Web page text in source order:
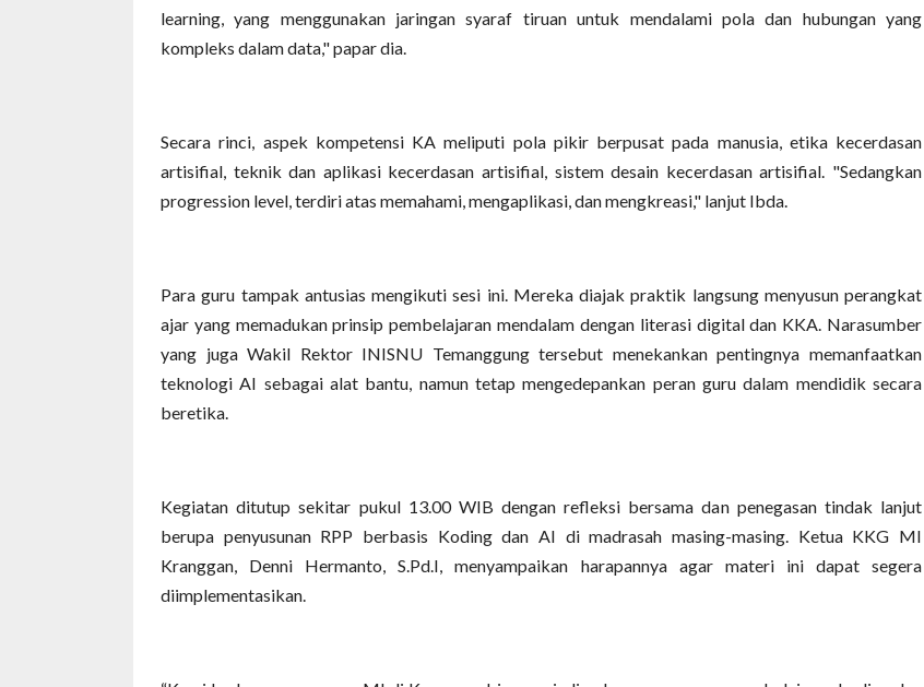
learning, yang menggunakan jaringan syaraf tiruan untuk mendalami pola dan hubungan yang
kompleks dalam data," papar dia.
Secara rinci, aspek kompetensi KA meliputi pola pikir berpusat pada manusia, etika kecerdasan
artisifial, teknik dan aplikasi kecerdasan artisifial, sistem desain kecerdasan artisifial. "Sedangkan
progression level, terdiri atas memahami, mengaplikasi, dan mengkreasi," lanjut Ibda.
Para guru tampak antusias mengikuti sesi ini. Mereka diajak praktik langsung menyusun perangkat
ajar yang memadukan prinsip pembelajaran mendalam dengan literasi digital dan KKA. Narasumber
yang juga Wakil Rektor INISNU Temanggung tersebut menekankan pentingnya memanfaatkan
teknologi AI sebagai alat bantu, namun tetap mengedepankan peran guru dalam mendidik secara
beretika.
Kegiatan ditutup sekitar pukul 13.00 WIB dengan refleksi bersama dan penegasan tindak lanjut
berupa penyusunan RPP berbasis Koding dan AI di madrasah masing-masing. Ketua KKG MI
Kranggan, Denni Hermanto, S.Pd.I, menyampaikan harapannya agar materi ini dapat segera
diimplementasikan.